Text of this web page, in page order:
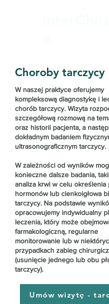
Choroby tarczycy
W naszej praktyce oferujemy
kompleksową diagnostykę i
chorób tarczycy. Wizyta
szczegółową rozmową na
oraz historii pacjenta, a
dokładnym badaniem
ultrasonograficznym tarczycy.
W zależności od wyników
konieczne dalsze badania,
analiza krwi w celu określenia
hormonów lub cienkoigłowa
tarczycy. Na podstawie
opracowujemy indywidualny
leczenia, który może
farmakologiczną, regularne
monitorowanie lub w
przypadkach zabieg
(usunięcie jednego lub obu
tarczycy).
Umów wizytę -